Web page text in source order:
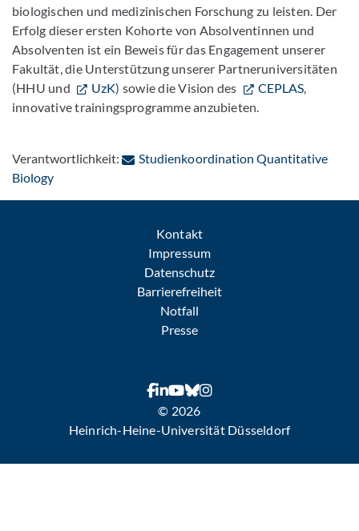
biologischen und medizinischen Forschung zu leisten. Der
Erfolg dieser ersten Kohorte von Absolventinnen und
Absolventen ist ein Beweis für das Engagement unserer
Fakultät, die Unterstützung unserer Partneruniversitäten
(HHU und
UzK) sowie die Vision des CEPLAS
innovative trainingsprogramme anzubieten.
Verantwortlichkeit:
Studienkoordination Quantitative
Biology: Per E-Mail kontaktieren
Kontakt
Impressum
Datenschutz
Barrierefreiheit
Notfall
Presse
© 2026
Heinrich-Heine-Universität Düsseldorf